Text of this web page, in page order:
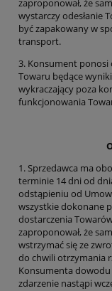
zaproponował, że
wystarczy odesłanie
być zapakowany w
transport.
3. Konsument ponosi
Towaru będące
wykraczający poza
funkcjonowania
1. Sprzedawca ma
terminie 14 dni od
odstąpieniu od
wszystkie dokonane
dostarczenia
zaproponował, że
wstrzymać się ze
do chwili otrzymania
Konsumenta dowodu
zdarzenie nastąpi